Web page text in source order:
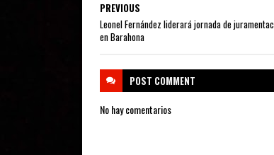
PREVIOUS
Leonel Fernández liderará jornada de
en Barahona
POST COMMENT
No hay comentarios